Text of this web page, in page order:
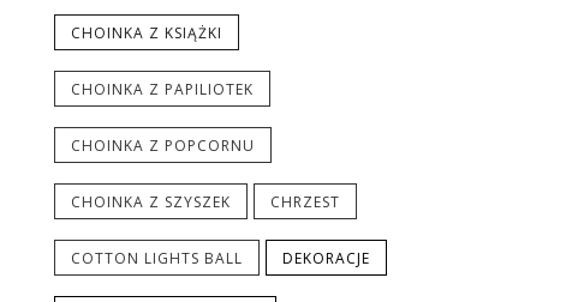
CHOINKA Z KSIĄŻKI
CHOINKA Z PAPILIOTEK
CHOINKA Z POPCORNU
CHOINKA Z SZYSZEK CHRZEST
COTTON LIGHTS BALL DEKORACJE